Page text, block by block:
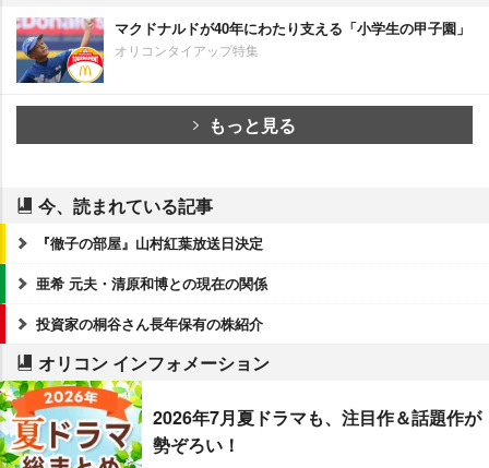
マクドナルドが40年にわたり支える「小学生の甲子園」
オリコンタイアップ特集
もっと見る
今、読まれている記事
『徹子の部屋』山村紅葉放送日決定
亜希 元夫・清原和博との現在の関係
投資家の桐谷さん長年保有の株紹介
オリコン インフォメーション
2026年7月夏ドラマも、注目作＆話題作が
勢ぞろい！